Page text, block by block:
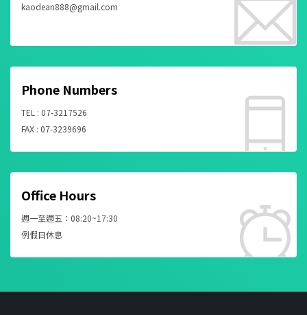
kaodean888@gmail.com
Phone Numbers
TEL : 07-3217526
FAX : 07-3239696
Office Hours
週一至週五：08:20~17:30
例假日休息